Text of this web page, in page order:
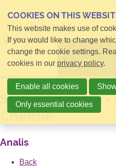
Sales Engineer -
Chemie
Analis
Back
COOKIES ON THIS
This website makes use of
If you would like to change
change the cookie settings.
cookies in our privacy policy.
Enable all cookies
Only essential cookies